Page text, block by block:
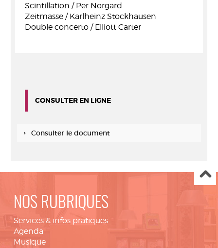
Scintillation / Per Norgard
Zeitmasse / Karlheinz Stockhausen
Double concerto / Elliott Carter
CONSULTER EN LIGNE
Consulter le document
NOS RUBRIQUES
Services & infos pratiques
Agenda
Musique